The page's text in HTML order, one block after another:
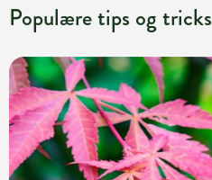
Populære tips og tricks